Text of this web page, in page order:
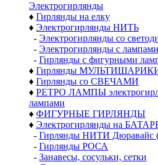
Электро­гирлянды
♦ Гирлянды на елку
♦ Электрогирлянды НИТЬ
- Электрогирлянды со
- Электрогирлянды с
- Гирлянды с фигурными
♦ Гирлянды
♦ Гирлянды со СВЕЧАМИ
♦ РЕТРО ЛАМПЫ
лампами
♦ ФИГУРНЫЕ ГИРЛЯНДЫ
♦ Электрогирлянды на
- Гирлянды НИТИ Дюравайс
- Гирлянды РОСА
- Занавесы, сосульки, сетки